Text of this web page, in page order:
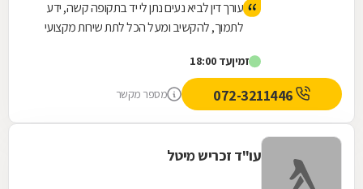
עורך דין לביא נעים נתן לי יד בתקופה קשה, ידע
לתמוך, להקשיב ומעל הכל לתת שירות מקצועי
זמיןעד 18:00
מספר מקשר
עו"ד זכריש מיטל